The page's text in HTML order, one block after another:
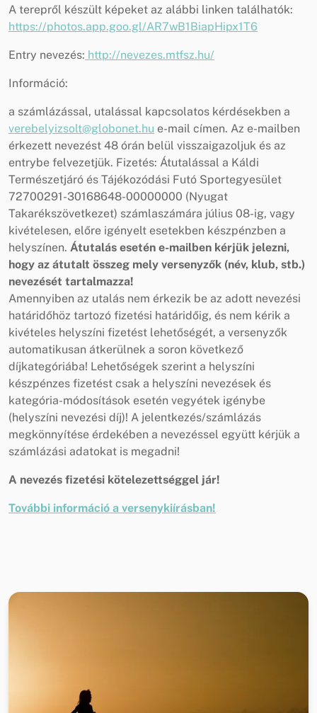
A terepről készült képeket az alábbi linken találhatók:
https://photos.app.goo.gl/AR7wB1BiapHipx1T6
Entry nevezés: http://nevezes.mtfsz.hu/
Információ:
a számlázással, utalással kapcsolatos kérdésekben a
verebelyizsolt@globonet.hu e-mail címen. Az e-mailben
érkezett nevezést 48 órán belül visszaigazoljuk és az
entrybe felvezetjük. Fizetés: Átutalással a Káldi
Természetjáró és Tájékozódási Futó Sportegyesület
72700291-30168648-00000000 (Nyugat
Takarékszövetkezet) számlaszámára július 08-ig, vagy
kivételesen, előre igényelt esetekben készpénzben a
helyszínen. Átutalás esetén e-mailben kérjük jelezni,
hogy az átutalt összeg mely versenyzők (név, klub, stb.)
nevezését tartalmazza!
Amennyiben az utalás nem érkezik be az adott nevezési
határidőhöz tartozó fizetési határidőig, és nem kérik a
kivételes helyszíni fizetést lehetőségét, a versenyzők
automatikusan átkerülnek a soron következő
díjkategóriába! Lehetőségek szerint a helyszíni
készpénzes fizetést csak a helyszíni nevezések és
kategória-módosítások esetén vegyétek igénybe
(helyszíni nevezési díj)! A jelentkezés/számlázás
megkönnyítése érdekében a nevezéssel együtt kérjük a
számlázási adatokat is megadni!
A nevezés fizetési kötelezettséggel jár!
További információ a versenykiírásban!